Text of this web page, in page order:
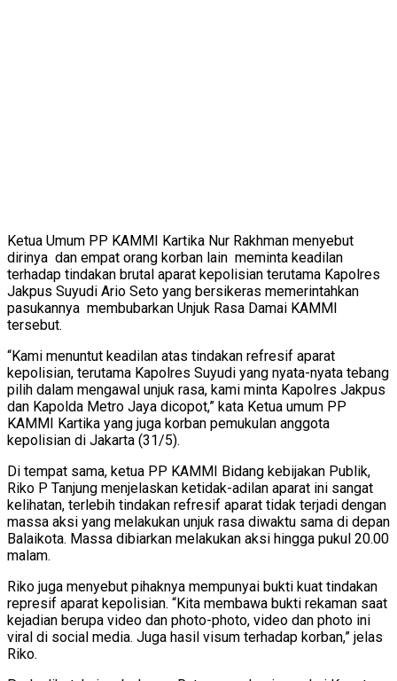
Ketua Umum PP KAMMI Kartika Nur Rakhman menyebut
dirinya dan empat orang korban lain meminta keadilan
terhadap tindakan brutal aparat kepolisian terutama Kapolres
Jakpus Suyudi Ario Seto yang bersikeras memerintahkan
pasukannya membubarkan Unjuk Rasa Damai KAMMI
tersebut.
“Kami menuntut keadilan atas tindakan refresif aparat
kepolisian, terutama Kapolres Suyudi yang nyata-nyata tebang
pilih dalam mengawal unjuk rasa, kami minta Kapolres Jakpus
dan Kapolda Metro Jaya dicopot,” kata Ketua umum PP
KAMMI Kartika yang juga korban pemukulan anggota
kepolisian di Jakarta (31/5).
Di tempat sama, ketua PP KAMMI Bidang kebijakan Publik,
Riko P Tanjung menjelaskan ketidak-adilan aparat ini sangat
kelihatan, terlebih tindakan refresif aparat tidak terjadi dengan
massa aksi yang melakukan unjuk rasa diwaktu sama di depan
Balaikota. Massa dibiarkan melakukan aksi hingga pukul 20.00
malam.
Riko juga menyebut pihaknya mempunyai bukti kuat tindakan
represif aparat kepolisian. “Kita membawa bukti rekaman saat
kejadian berupa video dan photo-photo, video dan photo ini
viral di social media. Juga hasil visum terhadap korban,” jelas
Riko.